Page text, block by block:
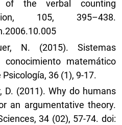
of the verbal counting
105, 395–438.
N. (2015). Sistemas
matemático
36 (1), 9-17.
D. (2011). Why do humans
an argumentative theory.
34 (02), 57-74. doi: